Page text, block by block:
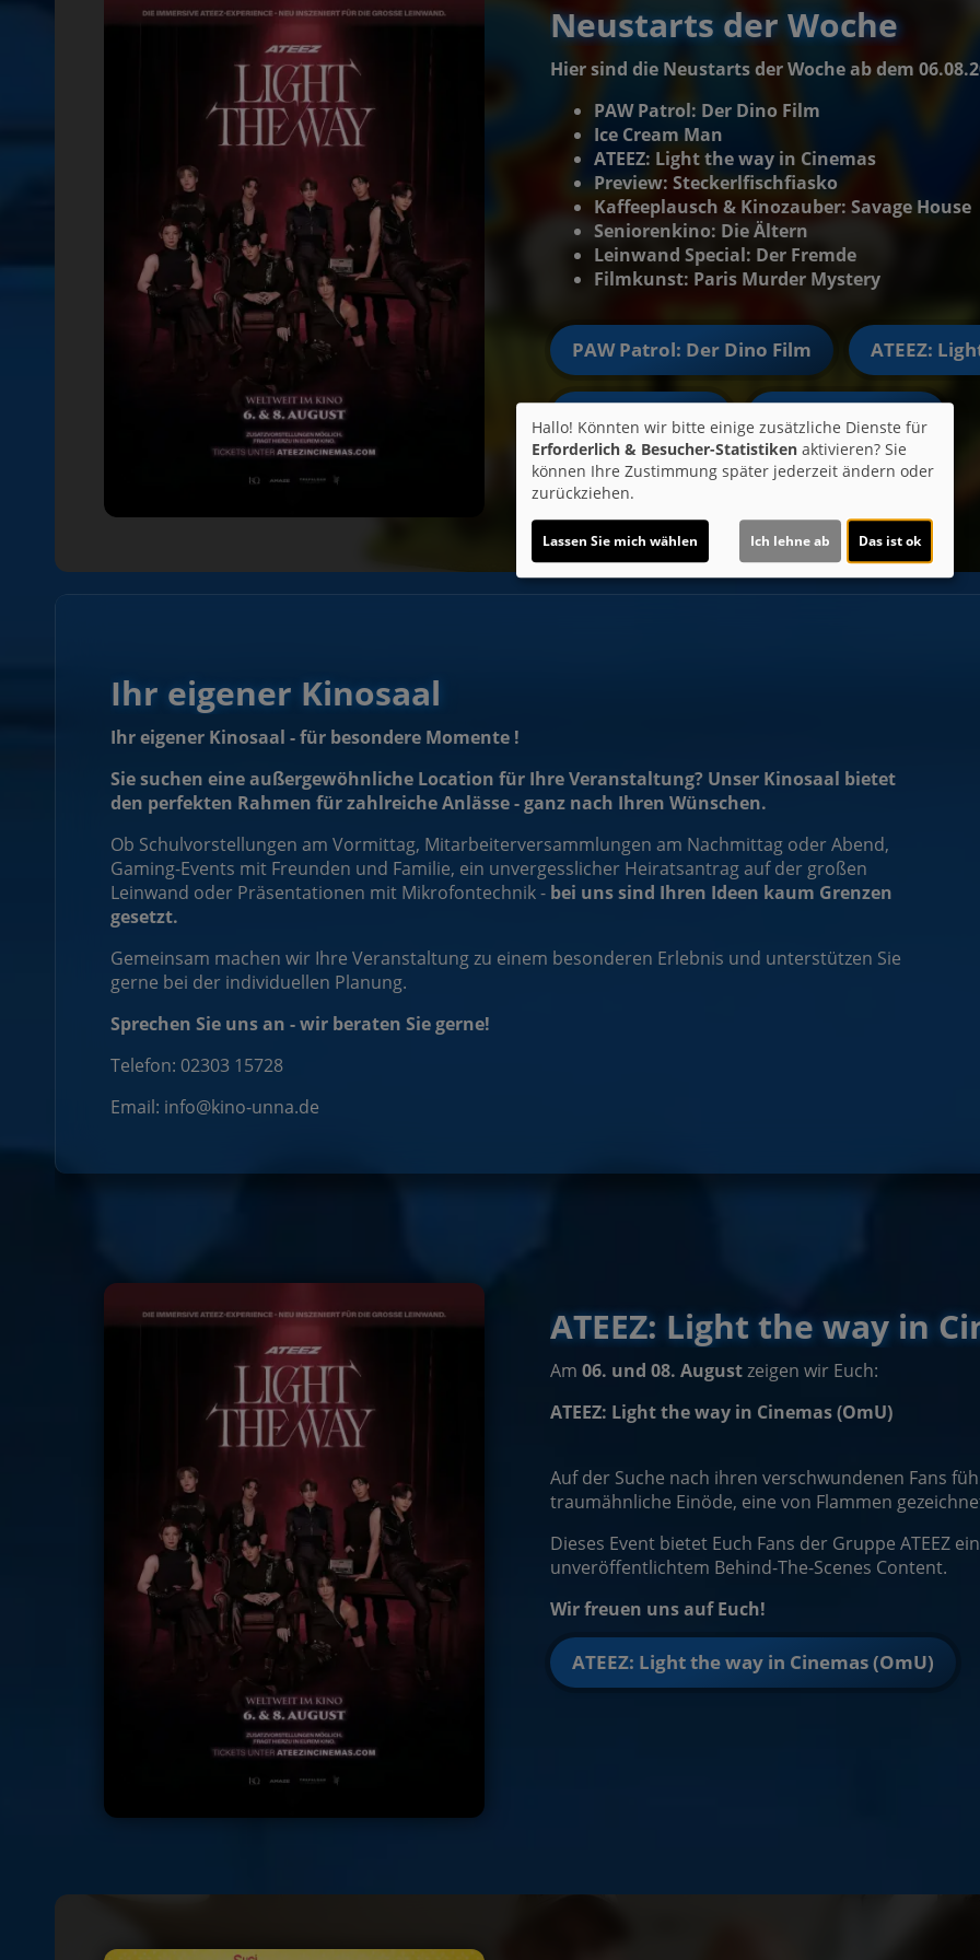
Neustarts der Woche
Hier sind die Neustarts der Woche ab dem
PAW Patrol: Der Dino Film
Ice Cream Man
ATEEZ: Light the way in Cinemas
Preview: Steckerlfischfiasko
Kaffeeplausch & Kinozauber: Savage House
Seniorenkino: Die Ältern
Leinwand Special: Der Fremde
Filmkunst: Paris Murder Mystery
PAW Patrol: Der Dino Film ATEEZ:
Ice Cream Man KP Savage House
Ihr eigener Kinosaal
Ihr eigener Kinosaal - für besondere Momente !
Sie suchen eine außergewöhnliche Location für Ihre Veranstaltung? Unser Kinosaal bietet
den perfekten Rahmen für zahlreiche Anlässe - ganz nach Ihren Wünschen.
Ob Schulvorstellungen am Vormittag, Mitarbeiterversammlungen am Nachmittag oder Abend,
Gaming-Events mit Freunden und Familie, ein unvergesslicher Heiratsantrag auf der großen
Leinwand oder Präsentationen mit Mikrofontechnik - bei uns sind Ihren Ideen kaum Grenzen
gesetzt.
Gemeinsam machen wir Ihre Veranstaltung zu einem besonderen Erlebnis und unterstützen Sie
gerne bei der individuellen Planung.
Sprechen Sie uns an - wir beraten Sie gerne!
Telefon: 02303 15728
Email: info@kino-unna.de
ATEEZ: Light the way in
Am 06. und 08. Augustzeigen wir Euch:
ATEEZ: Light the way in Cinemas (OmU)
Auf der Suche nach ihren verschwundenen Fans
traumähnliche Einöde, eine von Flammen
Dieses Event bietet Euch Fans der Gruppe ATEEZ
unveröffentlichtem Behind-The-Scenes Content.
Wir freuen uns auf Euch!
ATEEZ: Light the way in Cinemas (OmU)
Hallo! Könnten wir bitte einige zusätzliche Dienste für
Erforderlich & Besucher-Statistiken aktivieren? Sie
können Ihre Zustimmung später jederzeit ändern oder
zurückziehen.
Lassen Sie mich wählen Ich lehne ab Das ist ok